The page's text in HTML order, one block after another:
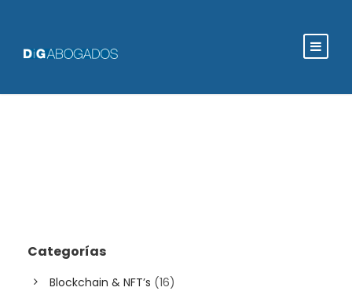
Categorías
Blockchain & NFT’s (16)